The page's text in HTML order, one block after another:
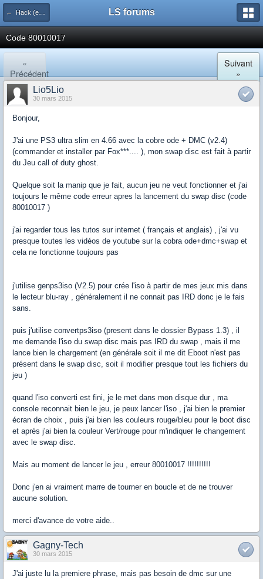
← Hack (exploits, homebrews...) LS forums
Code 80010017
«
Précédent
Suivant
»
Lio5Lio
30 mars 2015
Bonjour,
J'ai une PS3 ultra slim en 4.66 avec la cobre ode + DMC (v2.4)
(commander et installer par Fox***.... ), mon swap disc est fait à partir
du Jeu call of duty ghost.
Quelque soit la manip que je fait, aucun jeu ne veut fonctionner et j'ai
toujours le même code erreur apres la lancement du swap disc (code
80010017 )
j'ai regarder tous les tutos sur internet ( français et anglais) , j'ai vu
presque toutes les vidéos de youtube sur la cobra ode+dmc+swap et
cela ne fonctionne toujours pas
j'utilise genps3iso (V2.5) pour crée l'iso à partir de mes jeux mis dans
le lecteur blu-ray , généralement il ne connait pas IRD donc je le fais
sans.
puis j'utilise convertps3iso (present dans le dossier Bypass 1.3) , il
me demande l'iso du swap disc mais pas IRD du swap , mais il me
lance bien le chargement (en générale soit il me dit Eboot n'est pas
présent dans le swap disc, soit il modifier presque tout les fichiers du
jeu )
quand l'iso converti est fini, je le met dans mon disque dur , ma
console reconnait bien le jeu, je peux lancer l'iso , j'ai bien le premier
écran de choix , puis j'ai bien les couleurs rouge/bleu pour le boot disc
et aprés j'ai bien la couleur Vert/rouge pour m'indiquer le changement
avec le swap disc.
Mais au moment de lancer le jeu , erreur 80010017 !!!!!!!!!!
Donc j'en ai vraiment marre de tourner en boucle et de ne trouver
aucune solution.
merci d'avance de votre aide..
Gagny-Tech
30 mars 2015
J'ai juste lu la premiere phrase, mais pas besoin de dmc sur une